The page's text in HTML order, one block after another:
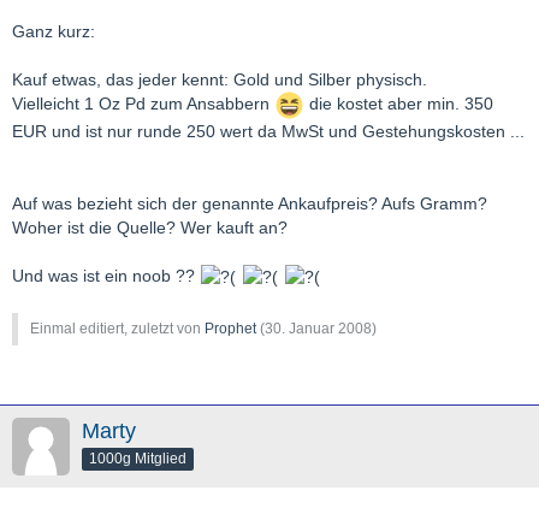
Ganz kurz:
Kauf etwas, das jeder kennt: Gold und Silber physisch.
Vielleicht 1 Oz Pd zum Ansabbern
die kostet aber min. 350
EUR und ist nur runde 250 wert da MwSt und Gestehungskosten ...
Auf was bezieht sich der genannte Ankaufpreis? Aufs Gramm?
Woher ist die Quelle? Wer kauft an?
Und was ist ein noob ??
Einmal editiert, zuletzt von Prophet(30. Januar 2008)
Marty
1000g Mitglied